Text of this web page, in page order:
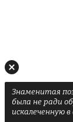
Знаменитая
была не ради
искалеченную